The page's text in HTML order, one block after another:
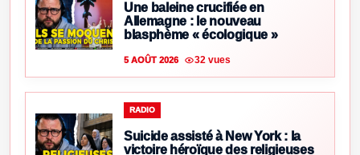
Une baleine crucifiée en
Allemagne : le nouveau
blasphème « écologique »
5 AOÛT 2026 32 vues
RADIO
Suicide assisté à New York : la
victoire héroïque des religieuses